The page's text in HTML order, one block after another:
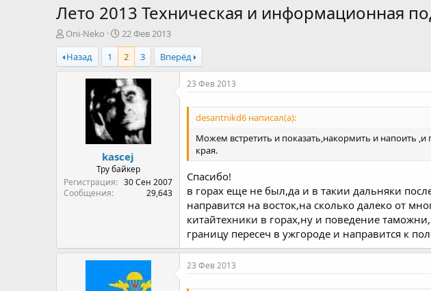
Лето 2013 Техническая и информационная
А
в
т
о
Oni-Neko
Д
а
т
а
н
а
ч
а
л
а
22 Фев 2013
Назад
1 2 3 Вперёд
kascej
Тру байкер
Регистрация
30 Сен 2007
Сообщения
29,643
23 Фев 2013
desantnikd6 написал(а):
Можем встретить и показать,накормить и напоить
края.
Спасибо!
в горах еще не был,да и в такии дальняки
направится на восток,на сколько далеко от
китайтехники в горах,ну и поведение
границу пересеч в ужгороде и направится к
23 Фев 2013